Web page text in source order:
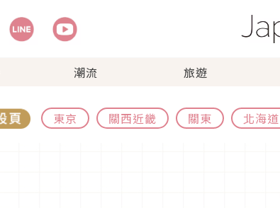
潮流 旅遊
東京 關西近畿 關東 北海道